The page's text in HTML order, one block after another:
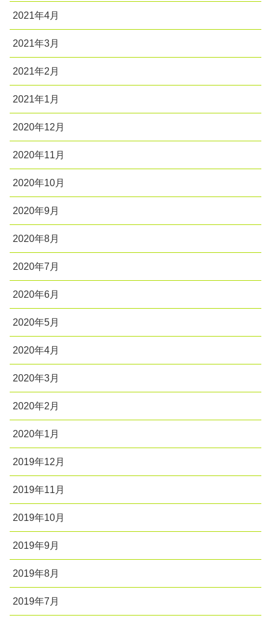
2021年4月
2021年3月
2021年2月
2021年1月
2020年12月
2020年11月
2020年10月
2020年9月
2020年8月
2020年7月
2020年6月
2020年5月
2020年4月
2020年3月
2020年2月
2020年1月
2019年12月
2019年11月
2019年10月
2019年9月
2019年8月
2019年7月